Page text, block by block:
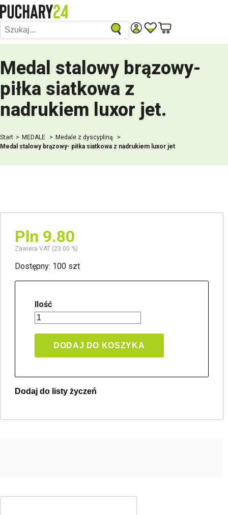
Medal stalowy brązowy-
piłka siatkowa z
nadrukiem luxor jet.
Start MEDALE
Medale z dyscypliną
Medal stalowy brązowy- piłka siatkowa z nadrukiem luxor jet
Pln 9.80
Zawiera VAT (23.00 %)
Dostępny: 100 szt
Ilość
DODAJ DO KOSZYKA
Jeden produkt
Dodaj do listy życzeń